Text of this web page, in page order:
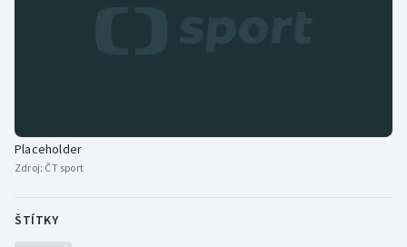
Stolní tenis
Placeholder
Zdroj: ČT sport
ŠTÍTKY